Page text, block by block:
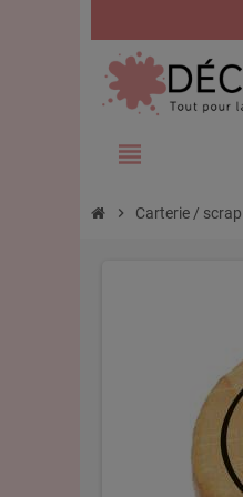
view_headline
chevron_right Carterie / scrap